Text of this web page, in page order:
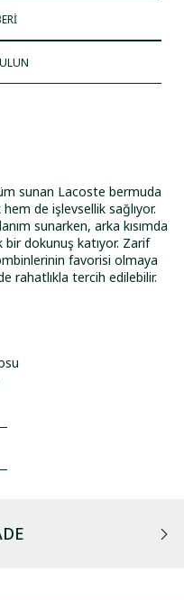
sunan Lacoste bermuda
de işlevsellik sağlıyor.
sunarken, arka kısımda
bir dokunuş katıyor. Zarif
favorisi olmaya
rahatlıkla tercih edilebilir.